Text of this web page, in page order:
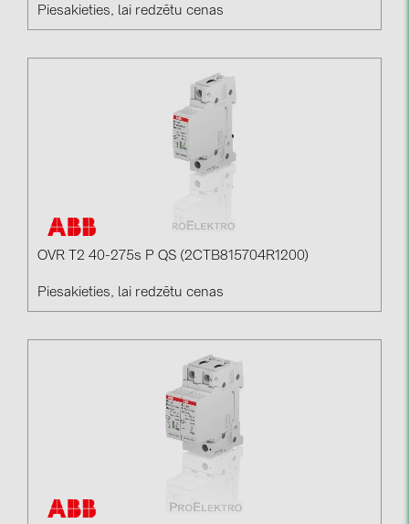
Piesakieties, lai redzētu cenas
OVR T2 40-275s P QS (2CTB815704R1200)
Piesakieties, lai redzētu cenas